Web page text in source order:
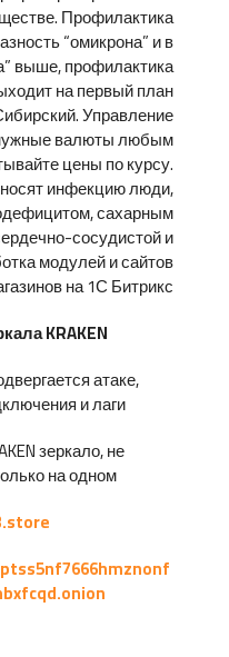
Профилактика
“омикрона” и в
выше, профилактика
на первый план
Управление
валюты любым
цены по курсу.
инфекцию люди,
сахарным
сосудистой и
модулей и сайтов
на 1С Битрикс.
KRAKEN
атаке,
и лаги.
зеркало, не
на одном.